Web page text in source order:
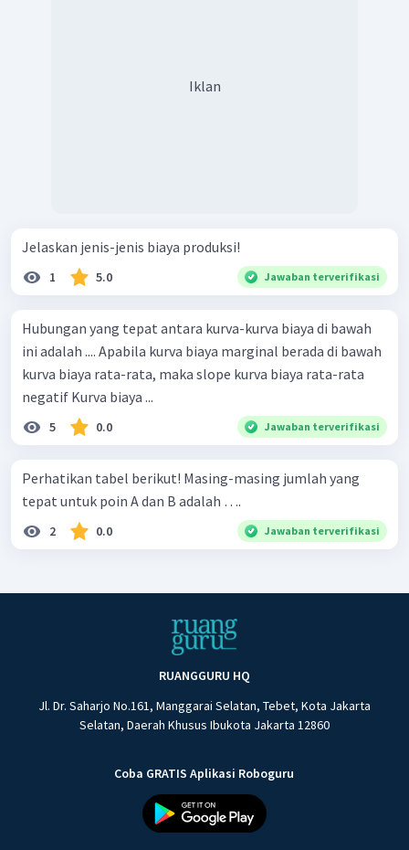
Iklan
Jelaskan jenis-jenis biaya produksi!
1 5.0 Jawaban terverifikasi
Hubungan yang tepat antara kurva-kurva biaya di bawah
ini adalah .... Apabila kurva biaya marginal berada di bawah
kurva biaya rata-rata, maka slope kurva biaya rata-rata
negatif Kurva biaya ...
5 0.0 Jawaban terverifikasi
Perhatikan tabel berikut! Masing-masing jumlah yang
tepat untuk poin A dan B adalah ….
2 0.0 Jawaban terverifikasi
RUANGGURU HQ
Jl. Dr. Saharjo No.161, Manggarai Selatan, Tebet, Kota Jakarta
Selatan, Daerah Khusus Ibukota Jakarta 12860
Coba GRATIS Aplikasi Roboguru